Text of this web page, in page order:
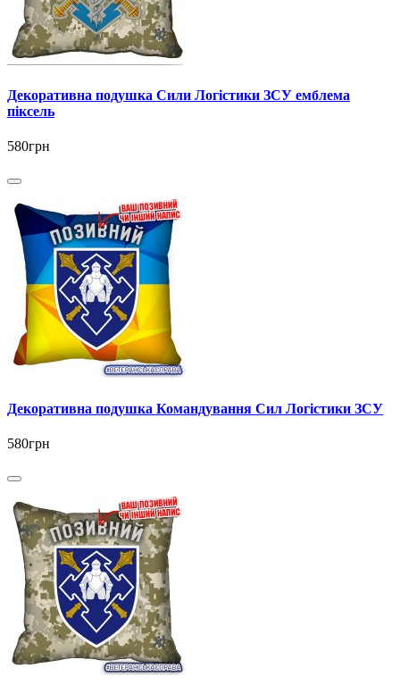
Декоративна подушка Сили Логістики ЗСУ емблема
піксель
580грн
Декоративна подушка Командування Сил Логістики ЗСУ
580грн